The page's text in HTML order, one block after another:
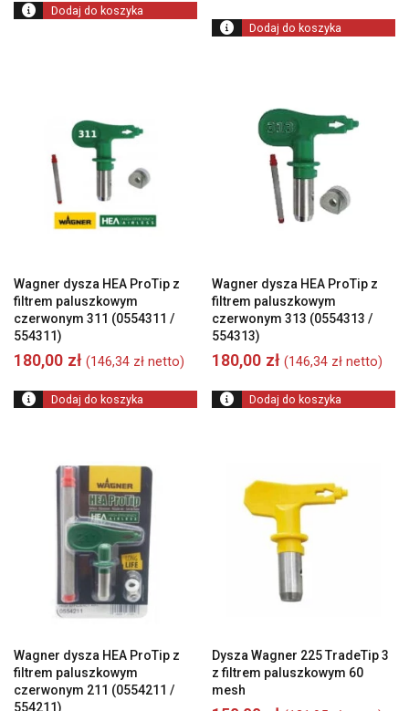
Dodaj do koszyka
Dodaj do koszyka
Wagner dysza HEA ProTip z
filtrem paluszkowym
czerwonym 311 (0554311 /
554311)
180,00 zł (146,34 zł netto)
Dodaj do koszyka
Wagner dysza HEA ProTip z
filtrem paluszkowym
czerwonym 313 (0554313 /
554313)
180,00 zł (146,34 zł netto)
Dodaj do koszyka
Wagner dysza HEA ProTip z
filtrem paluszkowym
czerwonym 211 (0554211 /
554211)
Dysza Wagner 225 TradeTip 3
z filtrem paluszkowym 60
mesh